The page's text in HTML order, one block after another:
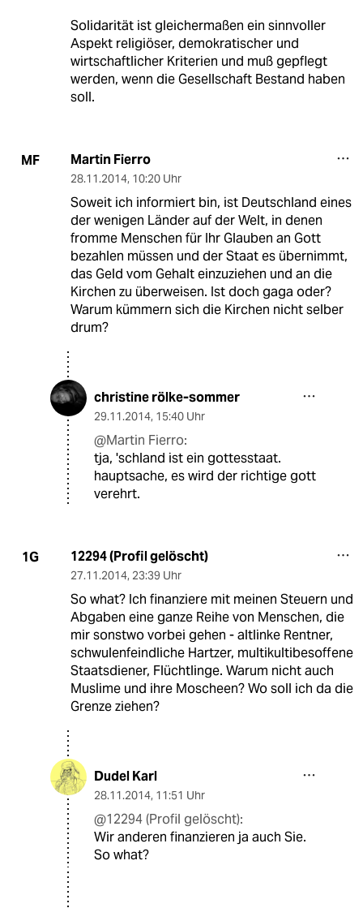
Solidarität ist gleichermaßen ein sinnvoller
Aspekt religiöser, demokratischer und
wirtschaftlicher Kriterien und muß gepflegt
werden, wenn die Gesellschaft Bestand haben
soll.
MF Martin Fierro
28.11.2014, 10:20 Uhr
Soweit ich informiert bin, ist Deutschland eines
der wenigen Länder auf der Welt, in denen
fromme Menschen für Ihr Glauben an Gott
bezahlen müssen und der Staat es übernimmt,
das Geld vom Gehalt einzuziehen und an die
Kirchen zu überweisen. Ist doch gaga oder?
Warum kümmern sich die Kirchen nicht selber
drum?
christine rölke-sommer
29.11.2014, 15:40 Uhr
@Martin Fierro:
tja, 'schland ist ein gottesstaat.
hauptsache, es wird der richtige gott
verehrt.
1G 12294 (Profil gelöscht)
27.11.2014, 23:39 Uhr
So what? Ich finanziere mit meinen Steuern und
Abgaben eine ganze Reihe von Menschen, die
mir sonstwo vorbei gehen - altlinke Rentner,
schwulenfeindliche Hartzer, multikultibesoffene
Staatsdiener, Flüchtlinge. Warum nicht auch
Muslime und ihre Moscheen? Wo soll ich da die
Grenze ziehen?
Dudel Karl
28.11.2014, 11:51 Uhr
@12294 (Profil gelöscht):
Wir anderen finanzieren ja auch Sie.
So what?